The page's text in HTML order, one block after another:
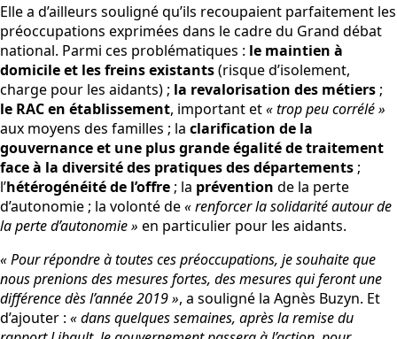
Elle a d’ailleurs souligné qu’ils recoupaient parfaitement les
préoccupations exprimées dans le cadre du Grand débat
national. Parmi ces problématiques : le maintien à
domicile et les freins existants(risque d’isolement,
charge pour les aidants) ; la revalorisation des métiers ;
le RAC en établissement, important et« trop peu corrélé »
aux moyens des familles ; la clarification de la
gouvernance et une plus grande égalité de traitement
face à la diversité des pratiques des départements ;
l’hétérogénéité de l’offre ; la prévention de la perte
d’autonomie ; la volonté de« renforcer la solidarité autour de
la perte d’autonomie » en particulier pour les aidants.
« Pour répondre à toutes ces préoccupations, je souhaite que
nous prenions des mesures fortes, des mesures qui feront une
différence dès l’année 2019 », a souligné la Agnès Buzyn. Et
d’ajouter : « dans quelques semaines, après la remise du